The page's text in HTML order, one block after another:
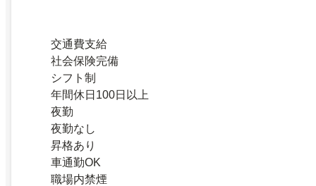
交通費支給
社会保険完備
シフト制
年間休日100日以上
夜勤
夜勤なし
昇格あり
車通勤OK
職場内禁煙